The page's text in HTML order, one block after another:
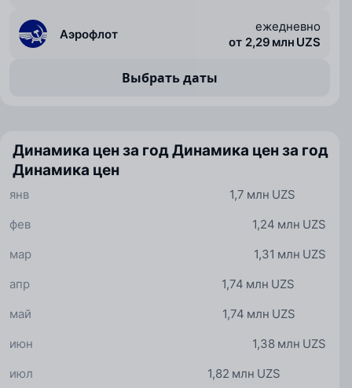
Аэрофлот
ежедневно
от 2,29 млн UZS
Выбрать даты
Динамика цен за годДинамика цен за год
Динамика цен
1,7 млн UZS
янв
1,24 млн UZS
фев
1,31 млн UZS
мар
1,74 млн UZS
апр
1,74 млн UZS
май
1,38 млн UZS
июн
1,82 млн UZS
июл